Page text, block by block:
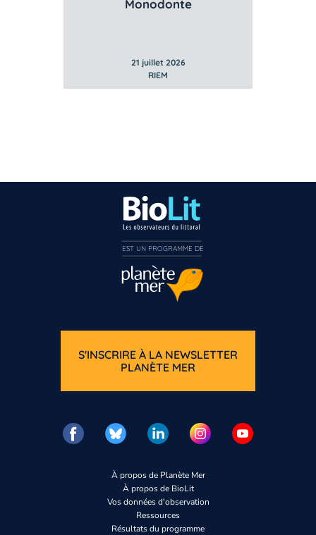
Monodonte
À propos de Planète Mer
À propos de BioLit
Vos données d'observation
Ressources
Résultats du programme
S'INSCRIRE À LA NEWSLETTER
PLANÈTE MER